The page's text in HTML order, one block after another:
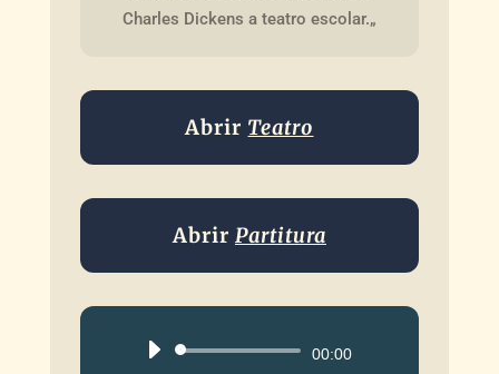
Charles Dickens a teatro escolar.„
Abrir Teatro
Abrir Partitura
Reproductor00:00